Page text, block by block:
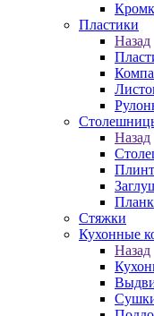
Пластики
Назад
Назад
Стяжки
Кухонные
Назад